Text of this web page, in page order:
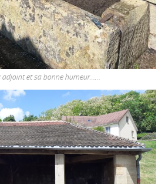
adjoint et sa bonne humeur……